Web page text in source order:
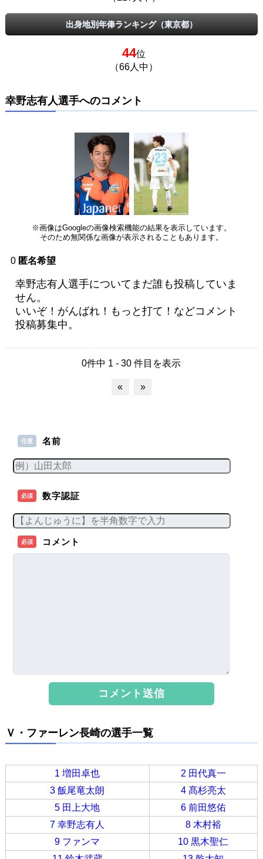
出身地別年俸ランキング（東京都）
44位
（66人中）
幸野志有人選手へのコメント
※画像はGoogleの画像検索機能の結果を表示しています。
そのため無関係な画像が表示されることもあります。
0 匿名希望
幸野志有人選手についてまだ誰も投稿していま
せん。
いいぞ！がんばれ！もっと打て！などコメント
投稿募集中。
0件中 1 - 30 件目を表示
« »
任意 名前
必須 数字認証
必須 コメント
Ｖ・ファーレン長崎の選手一覧
1 増田卓也
2 田代真一
3 飯尾竜太朗
4 髙杉亮太
5 田上大地
6 前田悠佑
7 幸野志有人
8 木村裕
9 ファンマ
10 黒木聖仁